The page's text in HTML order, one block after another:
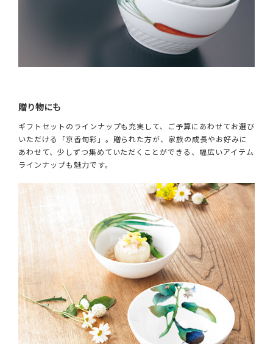
贈り物にも
ギフトセットのラインナップも充実して、ご予算にあわせてお選び
いただける「京香旬彩」。贈られた方が、家族の成長やお好みに
あわせて、少しずつ集めていただくことができる、幅広いアイテム
ラインナップも魅力です。